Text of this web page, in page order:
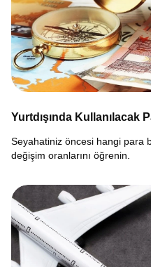
Yurtdışında Kullanılacak
Seyahatiniz öncesi hangi para
değişim oranlarını öğrenin.